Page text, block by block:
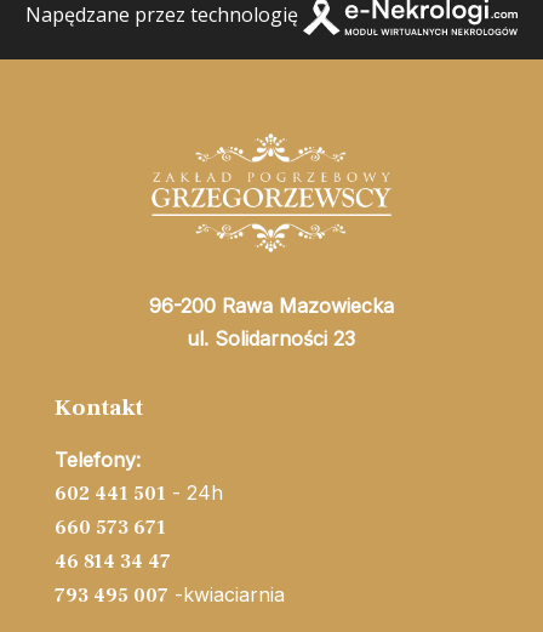
Napędzane przez technologię
96-200 Rawa Mazowiecka
ul. Solidarności 23
Kontakt
Telefony:
602 441 501 - 24h
660 573 671
46 814 34 47
793 495 007 -kwiaciarnia